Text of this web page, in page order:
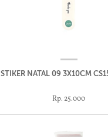
STIKER NATAL 09 3X10CM
Rp. 25.000